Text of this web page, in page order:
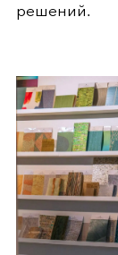
решений.